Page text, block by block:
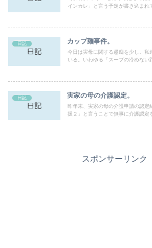
インカレ」と言う予定が書き込まれ
日記 カップ麺事件。
今日は実母に関する愚痴を少し。私
いる。いわゆる「スープの冷めない
日記 実家の母の介護認定。
昨年末、実家の母の介護申請の認定
援２」と言うことで無事に介護認定
スポンサーリンク